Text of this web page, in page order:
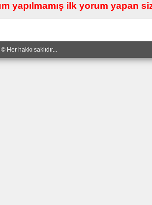
yapılmamış ilk yorum yapan
Her hakkı saklıdır...